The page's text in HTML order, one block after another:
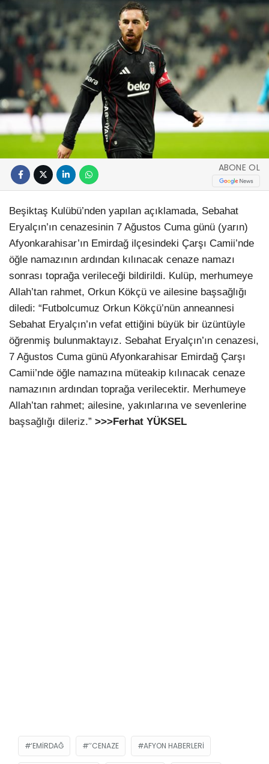
ABONE OL
Beşiktaş Kulübü’nden yapılan açıklamada, Sebahat
Eryalçın’ın cenazesinin 7 Ağustos Cuma günü (yarın)
Afyonkarahisar’ın Emirdağ ilçesindeki Çarşı Camii’nde
öğle namazının ardından kılınacak cenaze namazı
sonrası toprağa verileceği bildirildi. Kulüp, merhumeye
Allah’tan rahmet, Orkun Kökçü ve ailesine başsağlığı
diledi: “Futbolcumuz Orkun Kökçü’nün anneannesi
Sebahat Eryalçın’ın vefat ettiğini büyük bir üzüntüyle
öğrenmiş bulunmaktayız. Sebahat Eryalçın’ın cenazesi,
7 Ağustos Cuma günü Afyonkarahisar Emirdağ Çarşı
Camii’nde öğle namazına müteakip kılınacak cenaze
namazının ardından toprağa verilecektir. Merhumeye
Allah’tan rahmet; ailesine, yakınlarına ve sevenlerine
başsağlığı dileriz.” >>>Ferhat YÜKSEL
‘EMIRDAĞ ’’CENAZE AFYON HABERLERI